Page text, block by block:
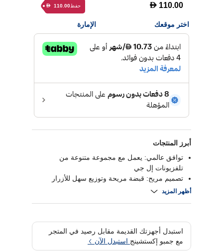
D 110.00 حفظ D 110.00
اختر موقعك الإمارة
أبرز المنتجات
توافق عالمي: يعمل مع مجموعة متنوعة من
تلفزيونات إل جي
تصميم مريح: قبضة مريحة وتوزيع سهل للأزرار
أزرار وظائف مخصصة للوصول السريع إلى التطبيقات
أظهر المزيد
استبدل أجهزتك القديمة مقابل رصيد في المتجر
مع جمبو إكستشينج استبدل الآن